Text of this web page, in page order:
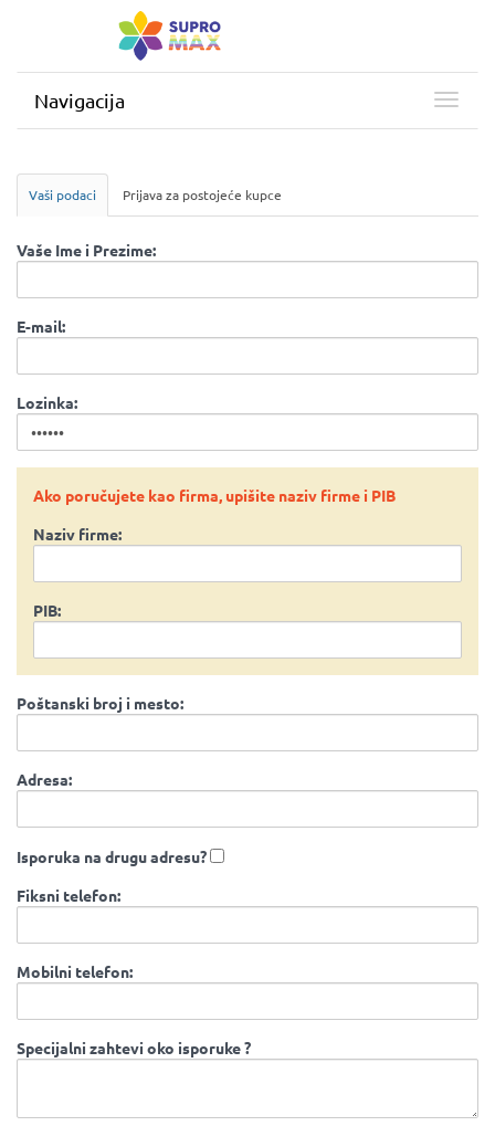
Navigacija
Vaši podaci Prijava za postojeće kupce
Vaše Ime i Prezime:
E-mail:
Lozinka:
Ako poručujete kao firma, upišite naziv firme i PIB
Naziv firme:
PIB:
Poštanski broj i mesto:
Adresa:
Isporuka na drugu adresu?
Fiksni telefon:
Mobilni telefon:
Specijalni zahtevi oko isporuke ?